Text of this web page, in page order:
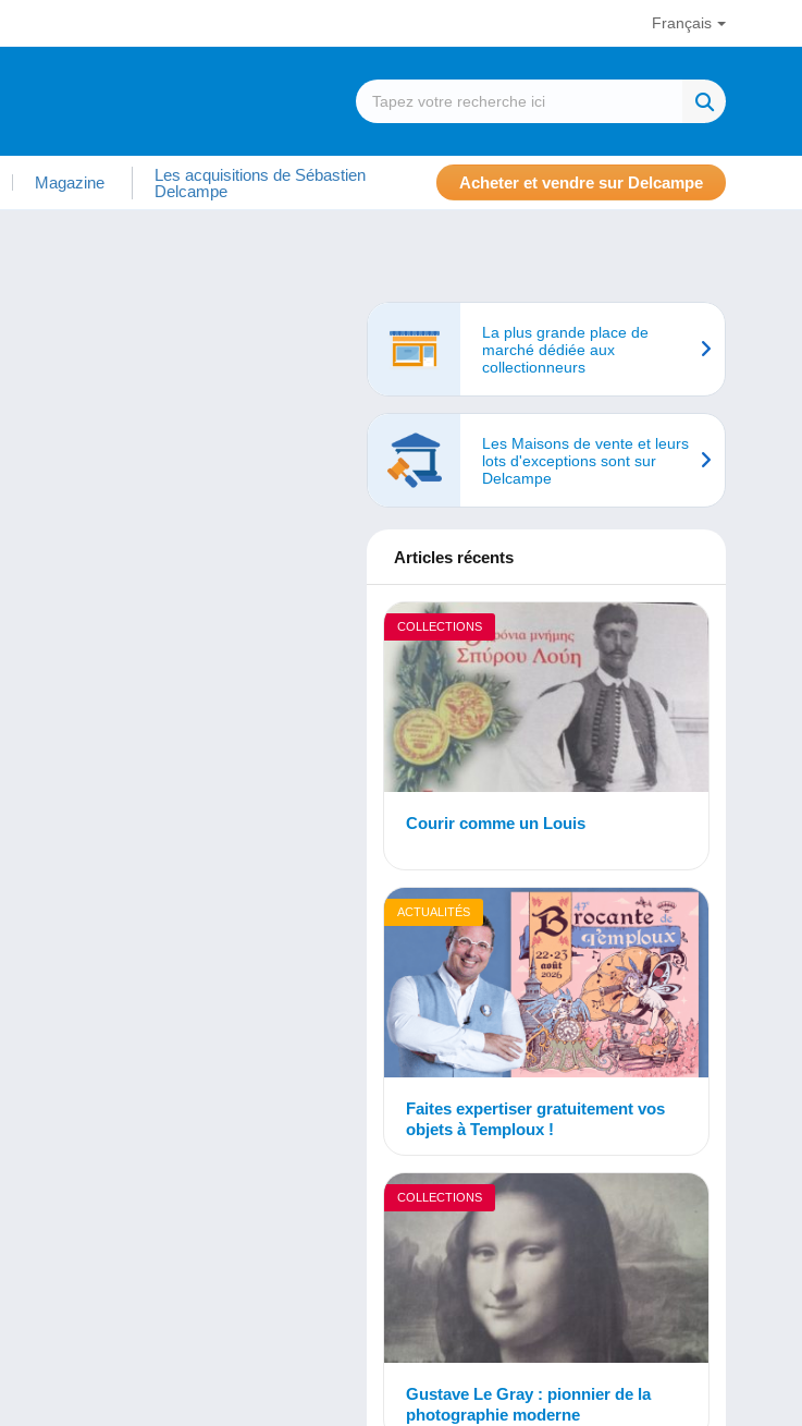
Français
Magazine
Les acquisitions de Sébastien
Delcampe
Acheter et vendre sur Delcampe
La plus grande place de
marché dédiée aux
collectionneurs
Les Maisons de vente et leurs
lots d'exceptions sont sur
Delcampe
Articles récents
COLLECTIONS
Courir comme un Louis
ACTUALITÉS
Faites expertiser gratuitement vos
objets à Temploux !
COLLECTIONS
Gustave Le Gray : pionnier de la
photographie moderne